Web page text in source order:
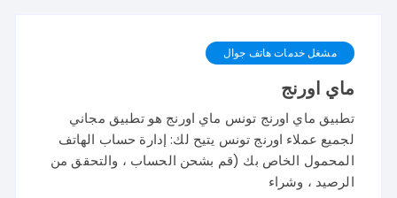
مشغل خدمات هاتف جوال
ماي اورنج
تطبيق ماي اورنج تونس ماي اورنج هو تطبيق مجاني
لجميع عملاء اورنج تونس يتيح لك: إدارة حساب الهاتف
المحمول الخاص بك (قم بشحن الحساب ، والتحقق من
الرصيد ، وشراء